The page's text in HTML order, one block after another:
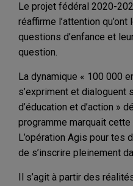
Le projet fédéral 2020-
réaffirme l’attention
questions d’enfance et
question.
La dynamique « 100 000
s’expriment et dialoguent
d’éducation et d’action »
programme marquait
L’opération Agis pour tes
de s’inscrire pleinement
Il s’agit à partir des